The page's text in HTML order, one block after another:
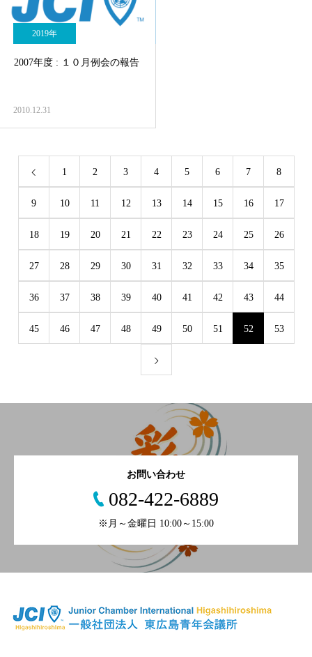
2019年
2007年度 : １０月例会の報告
2010.12.31
1 2 3 4 5 6 7 8
9 10 11 12 13 14 15 16 17
18 19 20 21 22 23 24 25 26
27 28 29 30 31 32 33 34 35
36 37 38 39 40 41 42 43 44
45 46 47 48 49 50 51 52 53
お問い合わせ
082-422-6889
※月～金曜日 10:00～15:00